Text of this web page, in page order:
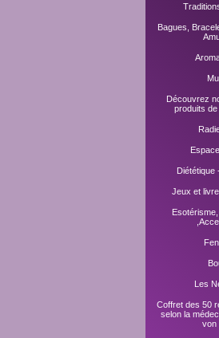
Bagues,
Découvrez
produits
Diététique
Jeux et
Les
Coffret des 50
selon la
von